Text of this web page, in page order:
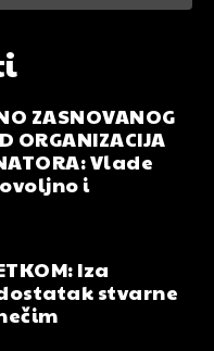
ZASNOVANOG
ORGANIZACIJA
Vlade
i
Iza
stvarne